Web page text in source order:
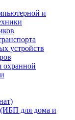
и
устройств
для дома и